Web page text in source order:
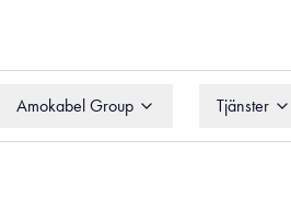
Amokabel Group Tjänster